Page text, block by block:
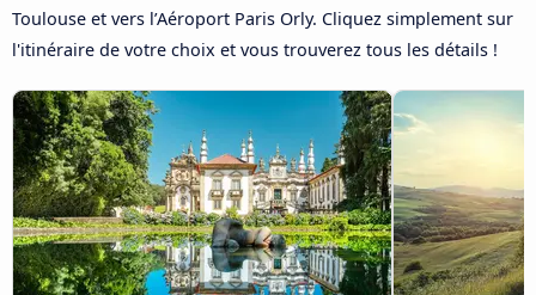
Toulouse et vers l’Aéroport Paris Orly. Cliquez simplement sur
l'itinéraire de votre choix et vous trouverez tous les détails !